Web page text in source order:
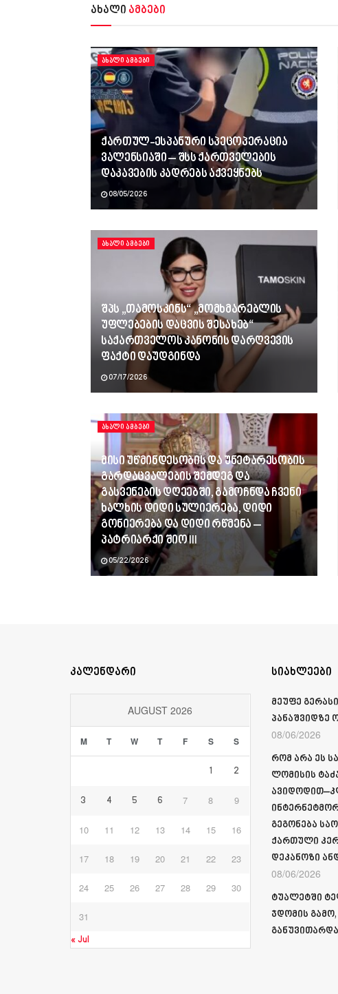
ახალი ამბები
ᲐᲮᲐᲚᲘ ᲐᲛᲑᲔᲑᲘ
ქართულ-ესპანური სპეცოპერაცია
ვალენსიაში – შსს ქართველების
დაკავების კადრებს აქვეყნებს
08/05/2026
ᲐᲮᲐᲚᲘ ᲐᲛᲑᲔᲑᲘ
შპს „თამოსკინს“ „მომხმარებლის
უფლებების დაცვის შესახებ“
საქართველოს კანონის დარღვევის
ფაქტი დაუდგინდა
07/17/2026
ᲐᲮᲐᲚᲘ ᲐᲛᲑᲔᲑᲘ
მისი უწმინდესობის და უნეტარესობის
გარდაცვალების შემდეგ და
გასვენების დღეებში, გამოჩნდა ჩვენი
ხალხის დიდი სულიერება, დიდი
გონიერება და დიდი რწმენა –
პატრიარქი შიო III
05/22/2026
კალენდარი
AUGUST 2026
M T W T F S S
1 2
3 4 5 6 7 8 9
10 11 12 13 14 15 16
17 18 19 20 21 22 23
24 25 26 27 28 29 30
31
« Jul
სიახლეები
მეუფე
პანაშვიდზე
08/06/2026
რომ არა ეს
ლომისის
გეგონება
ქართული
დეკანოზი
08/06/2026
ტუალეტში
ჯდომის
განუვითარდა